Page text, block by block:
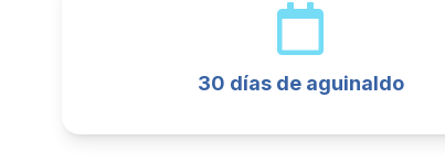
30 días de aguinaldo